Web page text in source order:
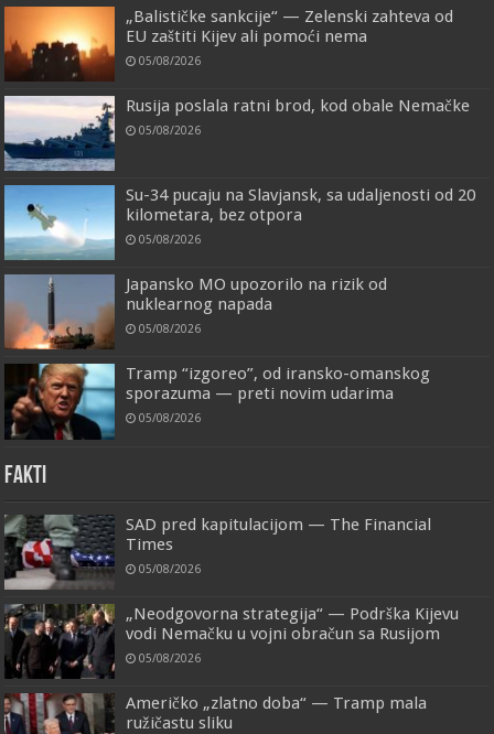
„Balističke sankcije“ — Zelenski zahteva od
EU zaštiti Kijev ali pomoći nema
05/08/2026
Rusija poslala ratni brod, kod obale Nemačke
05/08/2026
Su-34 pucaju na Slavjansk, sa udaljenosti od 20
kilometara, bez otpora
05/08/2026
Japansko MO upozorilo na rizik od
nuklearnog napada
05/08/2026
Tramp “izgoreo”, od iransko-omanskog
sporazuma — preti novim udarima
05/08/2026
FAKTI
SAD pred kapitulacijom — The Financial
Times
05/08/2026
„Neodgovorna strategija“ — Podrška Kijevu
vodi Nemačku u vojni obračun sa Rusijom
05/08/2026
Američko „zlatno doba“ — Tramp mala
ružičastu sliku